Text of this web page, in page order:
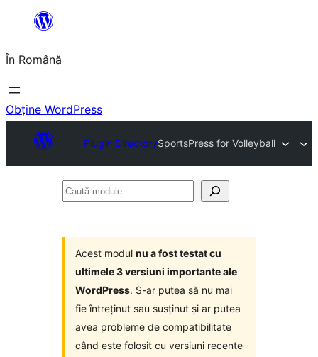
conținut
În Română
Obține WordPress
Plugin DirectorySportsPress for Volleyball
Caută
Acest modul nu a fost testat cu
ultimele 3 versiuni importante ale
WordPress. S-ar putea să nu mai
fie întreținut sau susținut și ar putea
avea probleme de compatibilitate
când este folosit cu versiuni recente